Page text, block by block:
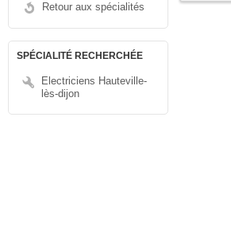
Retour aux spécialités
SPÉCIALITÉ RECHERCHÉE
Electriciens Hauteville-
lès-dijon